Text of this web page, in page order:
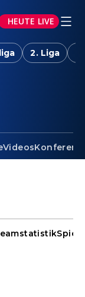
HEUTE LIVE
2. Liga
VideosKonferenz